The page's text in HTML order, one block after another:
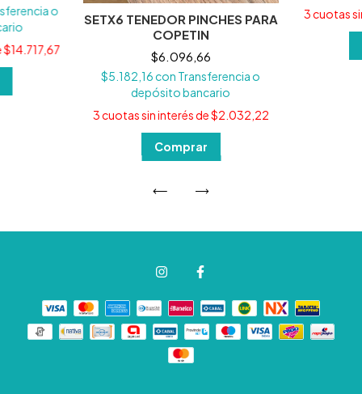
o
$14.717,67
SETX6 TENEDOR PINCHES PARA
COPETIN
$6.096,66
$5.182,16con Transferencia o
depósito bancario
3cuotas sin interés de$2.032,22
3cuotas